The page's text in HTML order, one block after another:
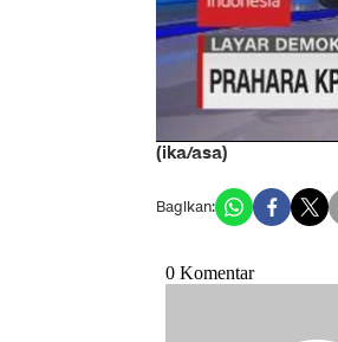
(ika/asa)
Bagikan: